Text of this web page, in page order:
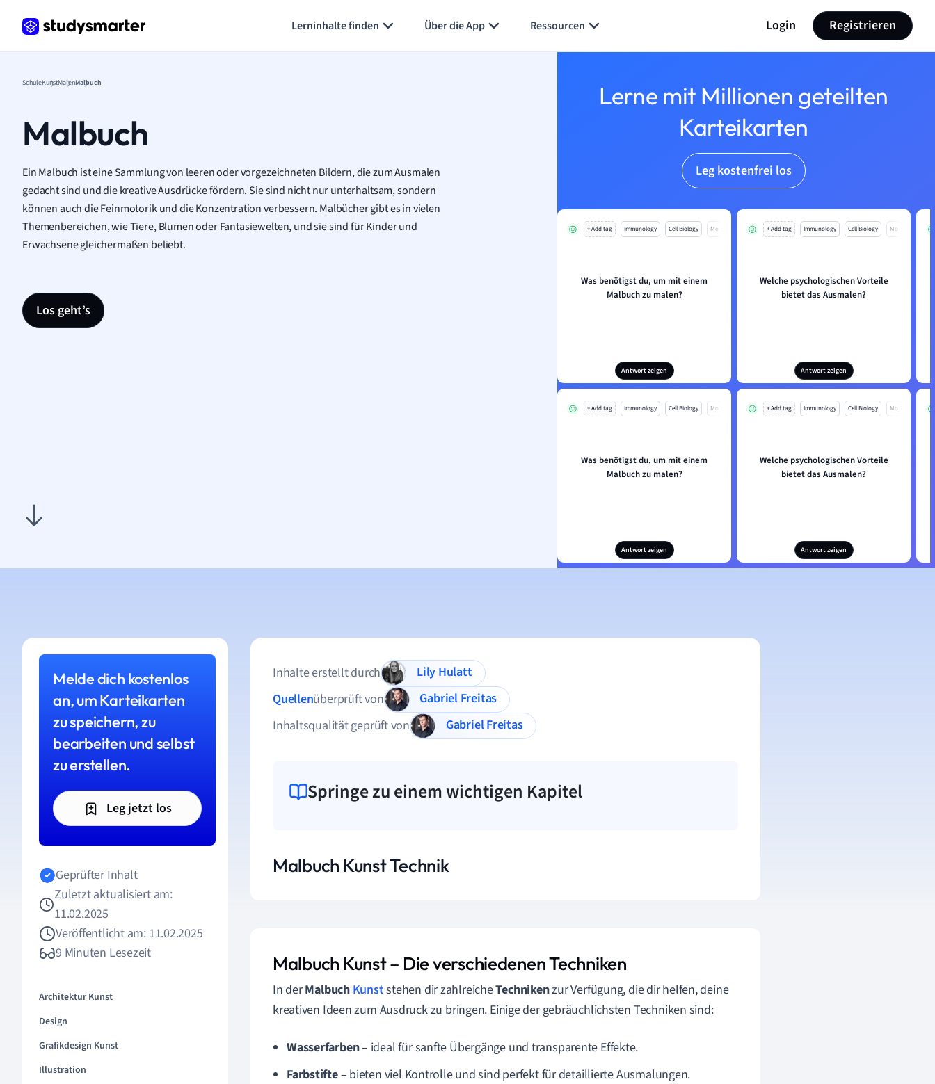
Lerninhalte finden Über die App Ressourcen Login Registrieren
SchuleKunstMalenMalbuch
Malbuch
Ein Malbuch ist eine Sammlung von leeren oder vorgezeichneten Bildern, die zum Ausmalen
gedacht sind und die kreative Ausdrücke fördern. Sie sind nicht nur unterhaltsam, sondern
können auch die Feinmotorik und die Konzentration verbessern. Malbücher gibt es in vielen
Themenbereichen, wie Tiere, Blumen oder Fantasiewelten, und sie sind für Kinder und
Erwachsene gleichermaßen beliebt.
Los geht’s
Lerne mit Millionen geteilten
Karteikarten
Leg kostenfrei los
+ Add tag Immunology Cell Biology Mo
Was benötigst du, um mit einem
Malbuch zu malen?
Antwort zeigen
+ Add tag Immunology Cell Biology Mo
Welche psychologischen Vorteile
bietet das Ausmalen?
Antwort zeigen
+ Add tag Immunology Cell Biology Mo
Was benötigst du, um mit einem
Malbuch zu malen?
Antwort zeigen
+ Add tag Immunology Cell Biology Mo
Welche psychologischen Vorteile
bietet das Ausmalen?
Antwort zeigen
Melde dich kostenlos
an, um Karteikarten
zu speichern, zu
bearbeiten und selbst
zu erstellen.
Leg jetzt los
Geprüfter Inhalt
Zuletzt aktualisiert am:
11.02.2025
Veröffentlicht am: 11.02.2025
9 Minuten Lesezeit
Architektur Kunst
Design
Grafikdesign Kunst
Illustration
Inhalte erstellt durch
Lily Hulatt
Quellenüberprüft von
Gabriel Freitas
Inhaltsqualität geprüft von
Gabriel Freitas
Springe zu einem wichtigen Kapitel
Malbuch Kunst Technik
Malbuch Kunst – Die verschiedenen Techniken
In derMalbuch Kunststehen dir zahlreicheTechnikenzur Verfügung, die dir helfen, deine
kreativen Ideen zum Ausdruck zu bringen. Einige der gebräuchlichsten Techniken sind:
Wasserfarben– ideal für sanfte Übergänge und transparente Effekte.
Farbstifte– bieten viel Kontrolle und sind perfekt für detaillierte Ausmalungen.